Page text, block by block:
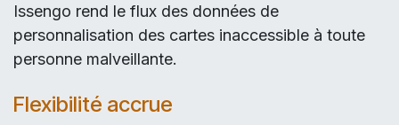
Issengo rend le flux des données de
personnalisation des cartes inaccessible à toute
personne malveillante.
Flexibilité accrue